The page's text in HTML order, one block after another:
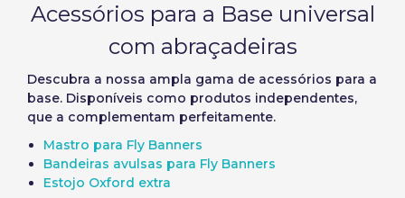
Acessórios para a Base universal
com abraçadeiras
Descubra a nossa ampla gama de acessórios para a
base. Disponíveis como produtos independentes,
que a complementam perfeitamente.
Mastro para Fly Banners
Bandeiras avulsas para Fly Banners
Estojo Oxford extra